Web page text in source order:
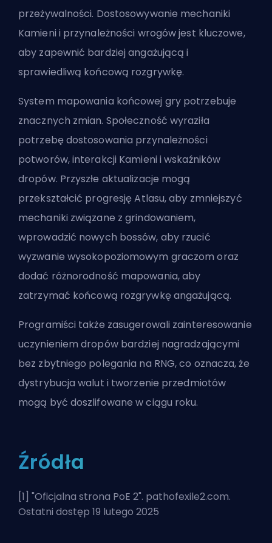
przeżywalności. Dostosowywanie mechaniki
Kamieni i przynależności wrogów jest kluczowe,
aby zapewnić bardziej angażującą i
sprawiedliwą końcową rozgrywkę.
System mapowania końcowej gry potrzebuje
znacznych zmian. Społeczność wyraziła
potrzebę dostosowania przynależności
potworów, interakcji Kamieni i wskaźników
dropów. Przyszłe aktualizacje mogą
przekształcić progresję Atlasu, aby zmniejszyć
mechaniki związane z grindowaniem,
wprowadzić nowych bossów, aby rzucić
wyzwanie wysokopoziomowym graczom oraz
dodać różnorodność mapowania, aby
zatrzymać końcową rozgrywkę angażującą.
Programiści także zasugerowali zainteresowanie
uczynieniem dropów bardziej nagradzającymi
bez zbytniego polegania na RNG, co oznacza, że
dystrybucja walut i tworzenie przedmiotów
mogą być doszlifowane w ciągu roku.
Źródła
[1] "Oficjalna strona PoE 2". pathofexile2.com.
Ostatni dostęp 19 lutego 2025